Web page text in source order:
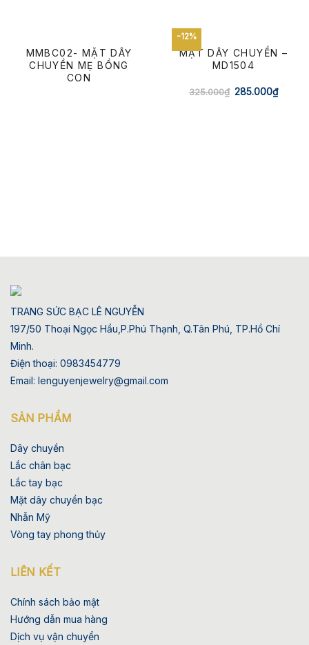
MMBC02- MẶT DÂY
CHUYỀN MẸ BỒNG
CON
-12%
MẶT DÂY CHUYỀN –
MD1504
325.000₫ 285.000₫
TRANG SỨC BẠC LÊ NGUYỄN
197/50 Thoại Ngọc Hầu,P.Phú Thạnh, Q.Tân Phú, TP.Hồ Chí
Minh.
Điện thoại: 0983454779
Email: lenguyenjewelry@gmail.com
SẢN PHẨM
Dây chuyền
Lắc chân bạc
Lắc tay bạc
Mặt dây chuyền bạc
Nhẫn Mỹ
Vòng tay phong thủy
LIÊN KẾT
Chính sách bảo mật
Hướng dẫn mua hàng
Dịch vụ vận chuyển